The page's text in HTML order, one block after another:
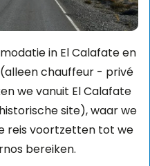
in El Calafate en
chauffeur - privé
we vanuit El Calafate
site), waar we
reis voortzetten tot we
bereiken.